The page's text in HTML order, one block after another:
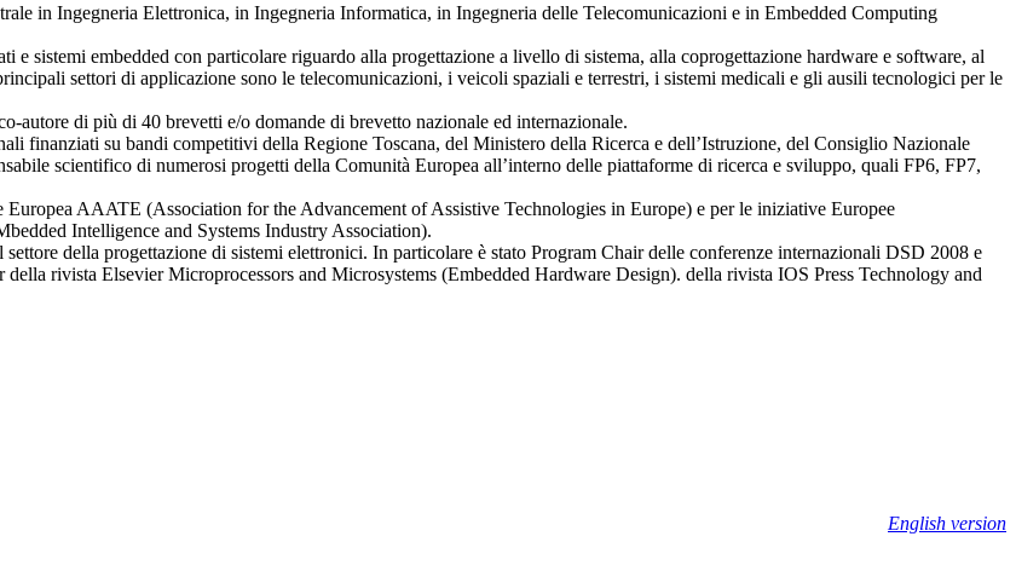
in Ingegneria Elettronica, in Ingegneria Informatica, in Ingegneria delle Telecomunicazioni e in Embedded Computing
sistemi embedded con particolare riguardo alla progettazione a livello di sistema, alla coprogettazione hardware e software, al
settori di applicazione sono le telecomunicazioni, i veicoli spaziali e terrestri, i sistemi medicali e gli ausili tecnologici per le
di più di 40 brevetti e/o domande di brevetto nazionale ed internazionale.
finanziati su bandi competitivi della Regione Toscana, del Ministero della Ricerca e dell’Istruzione, del Consiglio Nazionale
scientifico di numerosi progetti della Comunità Europea all’interno delle piattaforme di ricerca e sviluppo, quali FP6, FP7,
AAATE (Association for the Advancement of Assistive Technologies in Europe) e per le iniziative Europee
Intelligence and Systems Industry Association).
della progettazione di sistemi elettronici. In particolare è stato Program Chair delle conferenze internazionali DSD 2008 e
rivista Elsevier Microprocessors and Microsystems (Embedded Hardware Design). della rivista IOS Press Technology and
English version